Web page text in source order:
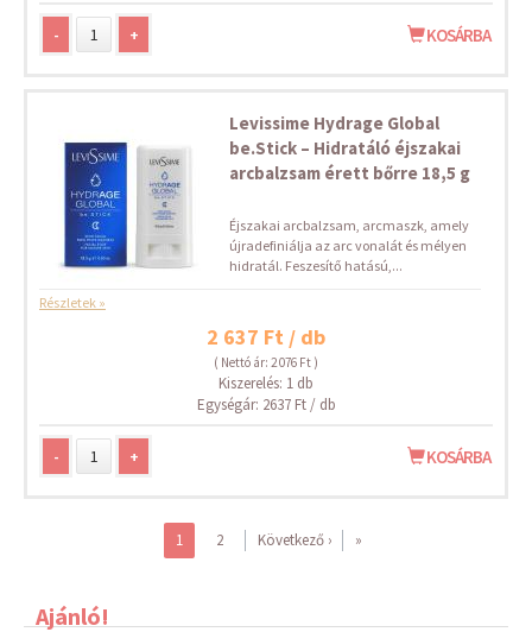
- + KOSÁRBA
Levissime Hydrage Global
be.Stick – Hidratáló éjszakai
arcbalzsam érett bőrre 18,5 g
Éjszakai arcbalzsam, arcmaszk, amely
újradefiniálja az arc vonalát és mélyen
hidratál. Feszesítő hatású,...
Részletek »
2 637 Ft / db
( Nettó ár: 2 076 Ft )
Kiszerelés: 1 db
Egységár: 2637 Ft / db
- + KOSÁRBA
1 2 Következő › »
Ajánló!